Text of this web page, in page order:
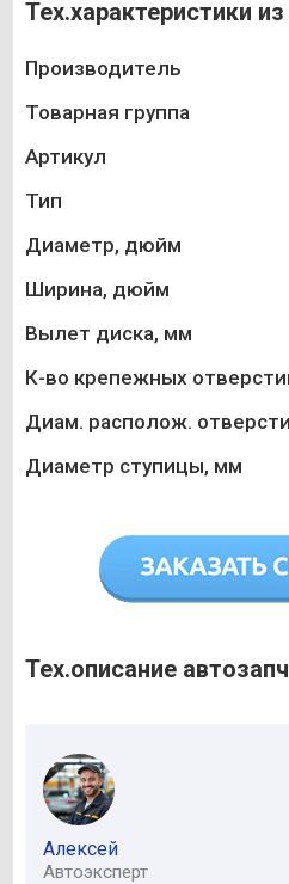
Тех.характеристики
Производитель
Товарная группа
Артикул
Тип
Диаметр, дюйм
Ширина, дюйм
Вылет диска, мм
К-во крепежных
Диам. располож.
Диаметр ступицы, мм
Тех.описание
Алексей
Автоэксперт